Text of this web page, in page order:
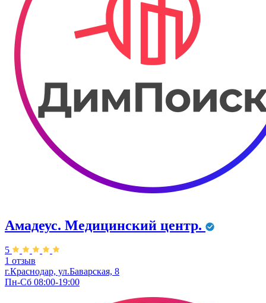
Амадеус. Медицинский центр.
5
1 отзыв
г.Краснодар, ул.Баварская, 8
Пн-Сб 08:00-19:00